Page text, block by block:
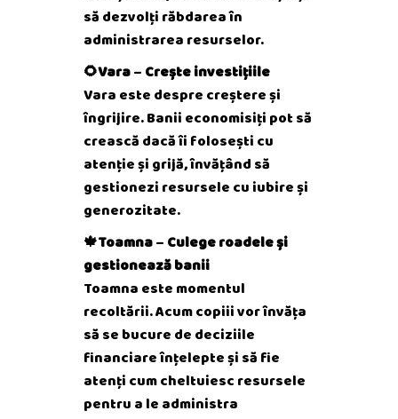
să dezvolți răbdarea în
administrarea resurselor.
🌻Vara– Crește investițiile
Vara este despre creștere și
îngrijire. Banii economisiți pot să
crească dacă îi folosești cu
atenție și grijă, învățând să
gestionezi resursele cu iubire și
generozitate.
🍁Toamna– Culege roadele și
gestionează banii
Toamna este momentul
recoltării. Acum copiii vor învăța
să se bucure de deciziile
financiare înțelepte și să fie
atenți cum cheltuiesc resursele
pentru a le administra